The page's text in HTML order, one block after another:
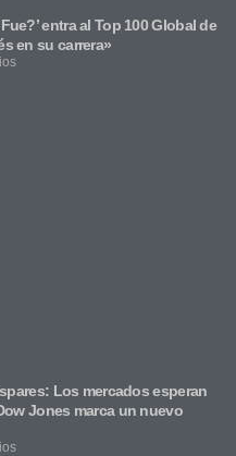
entra al Top 100 Global de
en su carrera»
Los mercados esperan
Jones marca un nuevo